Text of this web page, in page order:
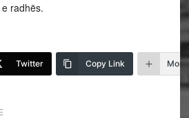
radhës.
Twitter Copy Link More